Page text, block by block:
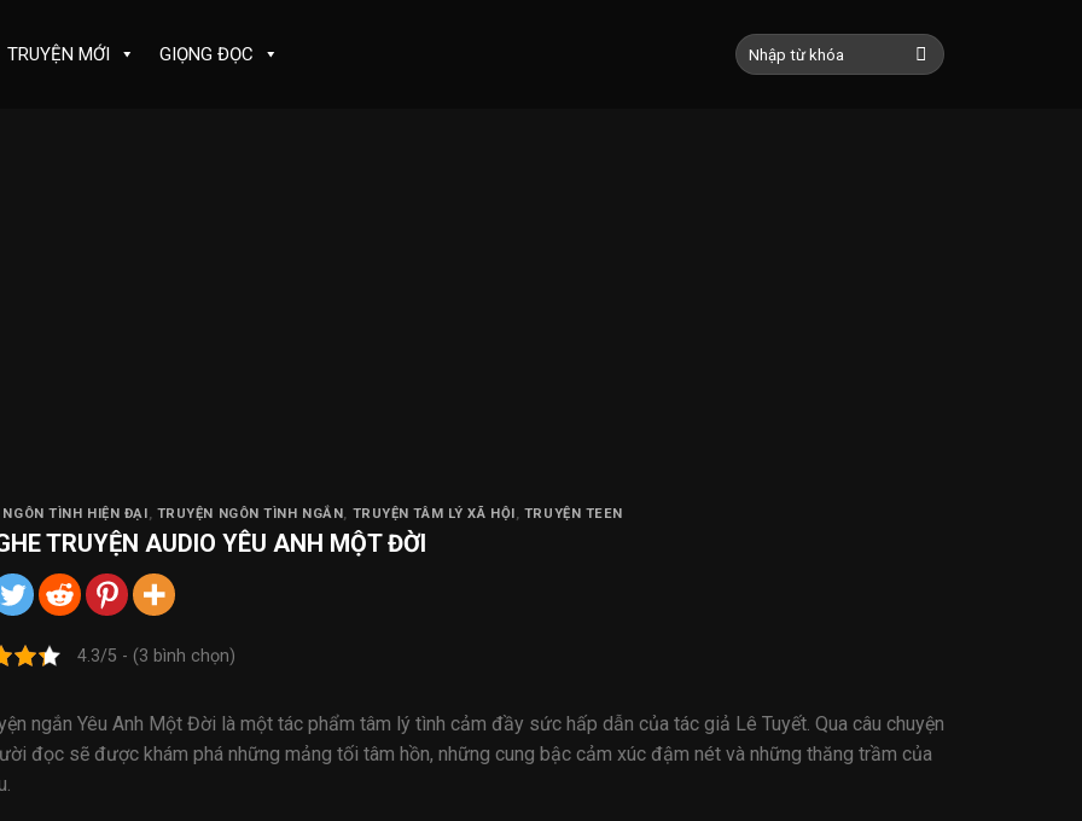
TRUYỆN MỚI GIỌNG ĐỌC
NGÔN TÌNH HIỆN ĐẠI, TRUYỆN NGÔN TÌNH NGẮN, TRUYỆN TÂM LÝ XÃ HỘI, TRUYỆN TEEN
TRUYỆN AUDIO YÊU ANH MỘT ĐỜI
4.3/5 - (3 bình chọn)
ngắn Yêu Anh Một Đời là một tác phẩm tâm lý tình cảm đầy sức hấp dẫn của tác giả Lê Tuyết. Qua câu chuyện
đọc sẽ được khám phá những mảng tối tâm hồn, những cung bậc cảm xúc đậm nét và những thăng trầm của